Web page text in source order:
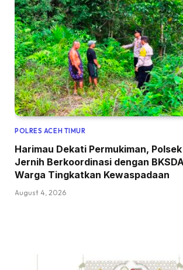
POLRES ACEH TIMUR
Harimau Dekati Permukiman,
Jernih Berkoordinasi dengan
Warga Tingkatkan Kewaspadaan
August 4, 2026